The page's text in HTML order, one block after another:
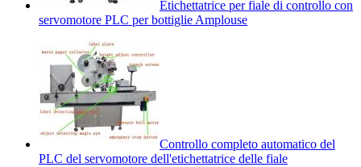
Etichettatrice per fiale di controllo con
servomotore PLC per bottiglie Amplouse
Controllo completo automatico del
PLC del servomotore dell'etichettatrice delle fiale